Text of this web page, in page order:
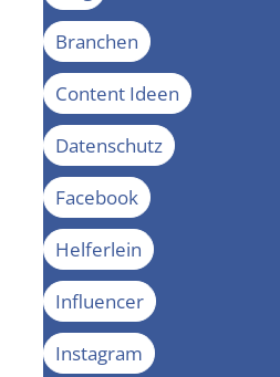
Branchen
Content Ideen
Datenschutz
Facebook
Helferlein
Influencer
Instagram